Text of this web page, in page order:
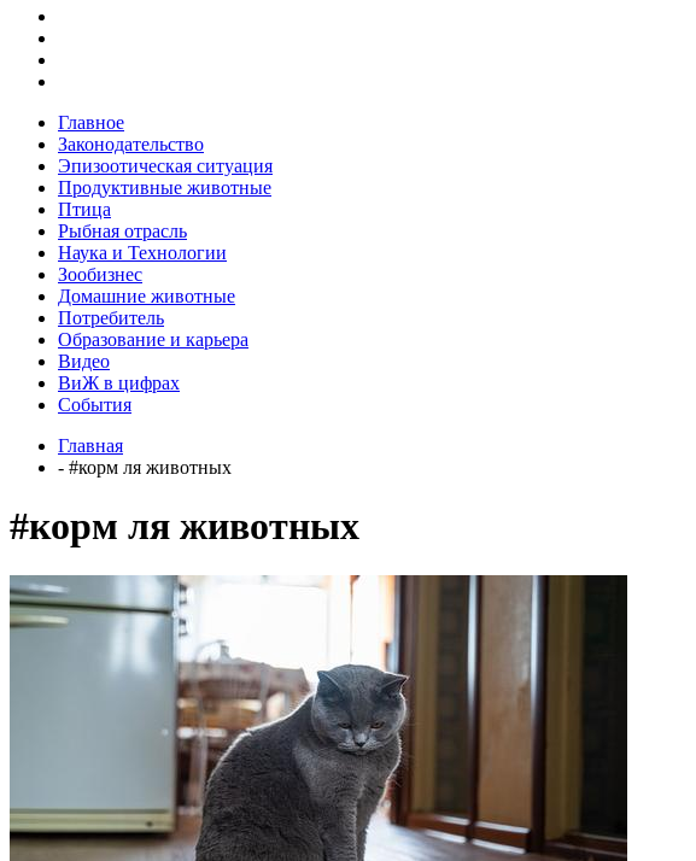
Главное
Законодательство
Эпизоотическая ситуация
Продуктивные животные
Птица
Рыбная отрасль
Наука и Технологии
Зообизнес
Домашние животные
Потребитель
Образование и карьера
Видео
ВиЖ в цифрах
События
Главная
- #корм ля животных
#корм ля животных